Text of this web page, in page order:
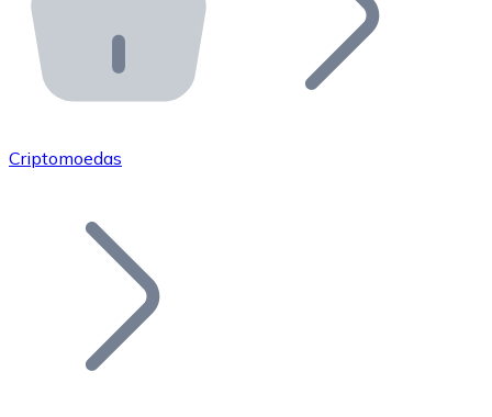
API Bitnovo
Integre nossa API no seu ecossistema.
Junte-se à nossa rede de revendedores e comercialize
Adicione o token do seu projeto ao nosso serviço de
Criptomoedas